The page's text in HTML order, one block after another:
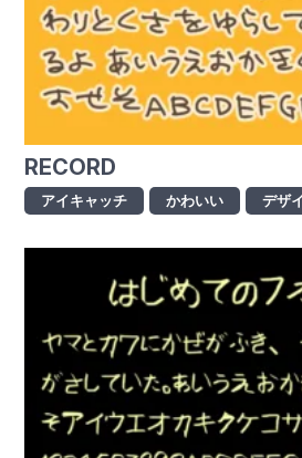
RECORD
アイキャッチ かわいい デザ